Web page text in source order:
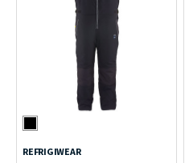
REFRIGIWEAR